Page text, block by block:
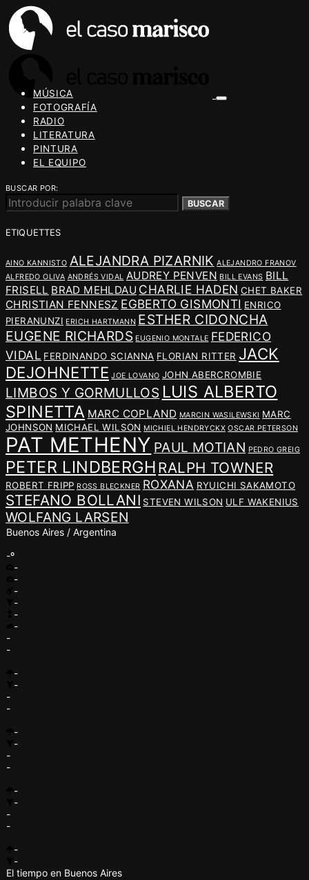
MÚSICA
FOTOGRAFÍA
RADIO
LITERATURA
PINTURA
EL EQUIPO
BUSCAR POR:
BUSCAR
ETIQUETTES
AINO KANNISTO ALEJANDRA PIZARNIK ALEJANDRO FRANOV
ALFREDO OLIVA ANDRÉS VIDAL AUDREY PENVEN BILL EVANS BILL
FRISELL BRAD MEHLDAU CHARLIE HADEN CHET BAKER
CHRISTIAN FENNESZ EGBERTO GISMONTI ENRICO
PIERANUNZI ERICH HARTMANN ESTHER CIDONCHA
EUGENE RICHARDS EUGENIO MONTALE FEDERICO
VIDAL FERDINANDO SCIANNA FLORIAN RITTER JACK
DEJOHNETTE JOE LOVANO JOHN ABERCROMBIE
LIMBOS Y GORMULLOS LUIS ALBERTO
SPINETTA MARC COPLAND MARCIN WASILEWSKI MARC
JOHNSON MICHAEL WILSON MICHIEL HENDRYCKX OSCAR PETERSON
PAT METHENY PAUL MOTIAN PEDRO GREIG
PETER LINDBERGH RALPH TOWNER
ROBERT FRIPP ROSS BLECKNER ROXANA RYUICHI SAKAMOTO
STEFANO BOLLANI STEVEN WILSON ULF WAKENIUS
WOLFANG LARSEN
Buenos Aires / Argentina
-º
-
-
-
-
-
-
-
-
-
-
-
-
-
-
-
-
-
-
-
-
-
-
El tiempo en Buenos Aires